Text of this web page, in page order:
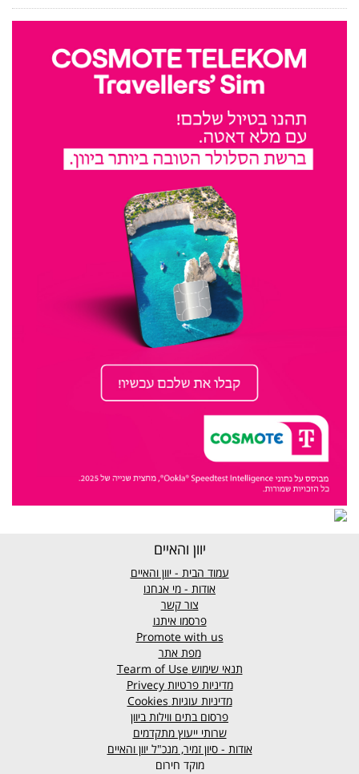
יוון והאיים
עמוד הבית - יוון והאיים
אודות - מי אנחנו
צור קשר
פרסמו איתנו
Promote with us
מפת אתר
תנאי שימוש
מדיניות פרטיות Privecy
מדיניות עוגיות Cookies
פרסום בתים ווילות ביוון
שרותי ייעוץ מתקדמים
אודות - סיון זמיר, מנכ"ל יוון והאיים
מוקד חירום